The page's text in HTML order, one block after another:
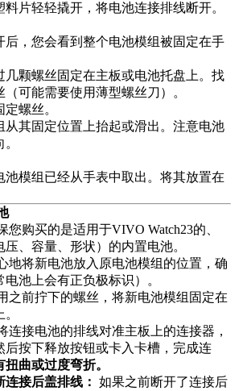
片轻轻撬开，将电池连接排线断开。
后，您会看到整个电池模组被固定在手
几颗螺丝固定在主板或电池托盘上。找
可能需要使用薄型螺丝刀）。
螺丝。
从其固定位置上抬起或滑出。注意电池
池模组已经从手表中取出。将其放置在
您购买的是适用于VIVO Watch23的、
、容量、形状）的内置电池。
地将新电池放入原电池模组的位置，确
池上会有正负极标识）。
之前拧下的螺丝，将新电池模组固定在
连接电池的排线对准主板上的连接器，
后按下释放按钮或卡入卡槽，完成连
曲或过度弯折。
连接后盖排线： 如果之前断开了连接后